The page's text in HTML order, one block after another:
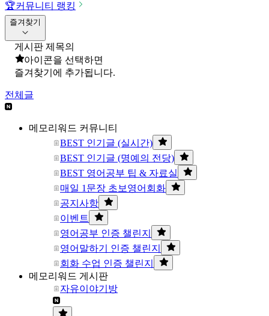
🏆커뮤니티 랭킹
즐겨찾기
게시판 제목의
아이콘을 선택하면
즐겨찾기에 추가됩니다.
전체글
메모리워드 커뮤니티
BEST 인기글 (실시간)
BEST 인기글 (명예의 전당)
BEST 영어공부 팁 & 자료실
매일 1문장 초보영어회화
공지사항
이벤트
영어공부 인증 챌린지
영어말하기 인증 챌린지
회화 수업 인증 챌린지
메모리워드 게시판
자유이야기방